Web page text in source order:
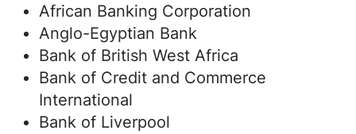
African Banking Corporation
Anglo-Egyptian Bank
Bank of British West Africa
Bank of Credit and Commerce
International
Bank of Liverpool